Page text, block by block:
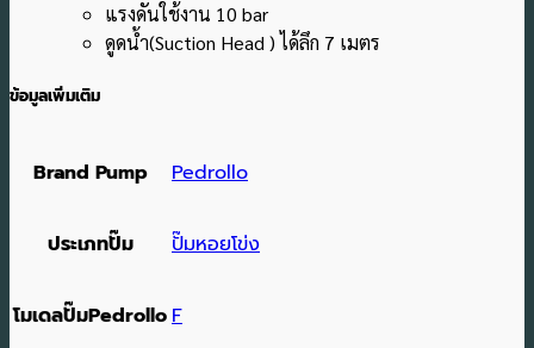
แรงดันใช้งาน 10 bar
ดูดน้ำ(Suction Head ) ได้ลึก 7 เมตร
ข้อมูลเพิ่มเติม
Brand Pump Pedrollo
ประเภทปั๊ม ปั๊มหอยโข่ง
โมเดลปั๊มPedrollo F